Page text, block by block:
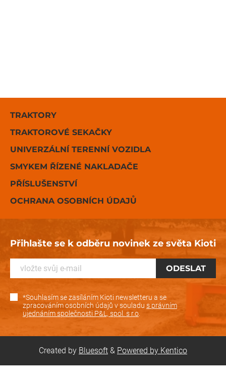
TRAKTORY
TRAKTOROVÉ SEKAČKY
UNIVERZÁLNÍ TERENNÍ VOZIDLA
SMYKEM ŘÍZENÉ NAKLADAČE
PŘÍSLUŠENSTVÍ
OCHRANA OSOBNÍCH ÚDAJŮ
Přihlašte se k odběru novinek ze světa Kioti
*Souhlasím se zasíláním Kioti newsletteru a se
zpracováním osobních údajů v souladu s právním
ujednáním společnosti P&L, spol. s r.o
Created by Bluesoft & Powered by Kentico